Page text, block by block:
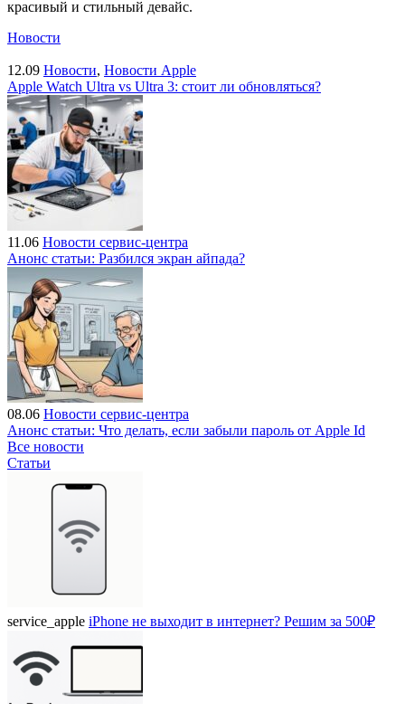
красивый и стильный девайс.
Новости
12.09 Новости, Новости Apple
Apple Watch Ultra vs Ultra 3: стоит ли обновляться?
11.06 Новости сервис-центра
Анонс статьи: Разбился экран айпада?
08.06 Новости сервис-центра
Анонс статьи: Что делать, если забыли пароль от Apple Id
Все новости
Статьи
service_apple iPhone не выходит в интернет? Решим за 500₽